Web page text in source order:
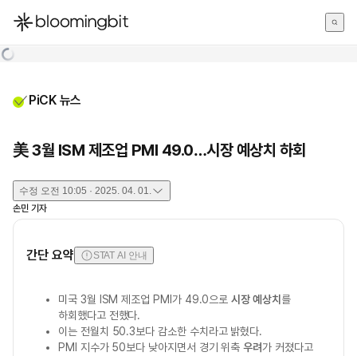
한국어
PiCK 뉴스
美 3월 ISM 제조업 PMI 49.0…시장 예상치 하회
수정 오전 10:05 · 2025. 04. 01.
손민 기자
간단 요약 STAT AI 안내
미국 3월 ISM 제조업 PMI가 49.0으로시장 예상치 를
하회했다고 전했다.
이는 전월치 50.3보다 감소한 수치라고 밝혔다.
PMI 지수가 50보다 낮아지면서 경기 위축우려가 커졌다고